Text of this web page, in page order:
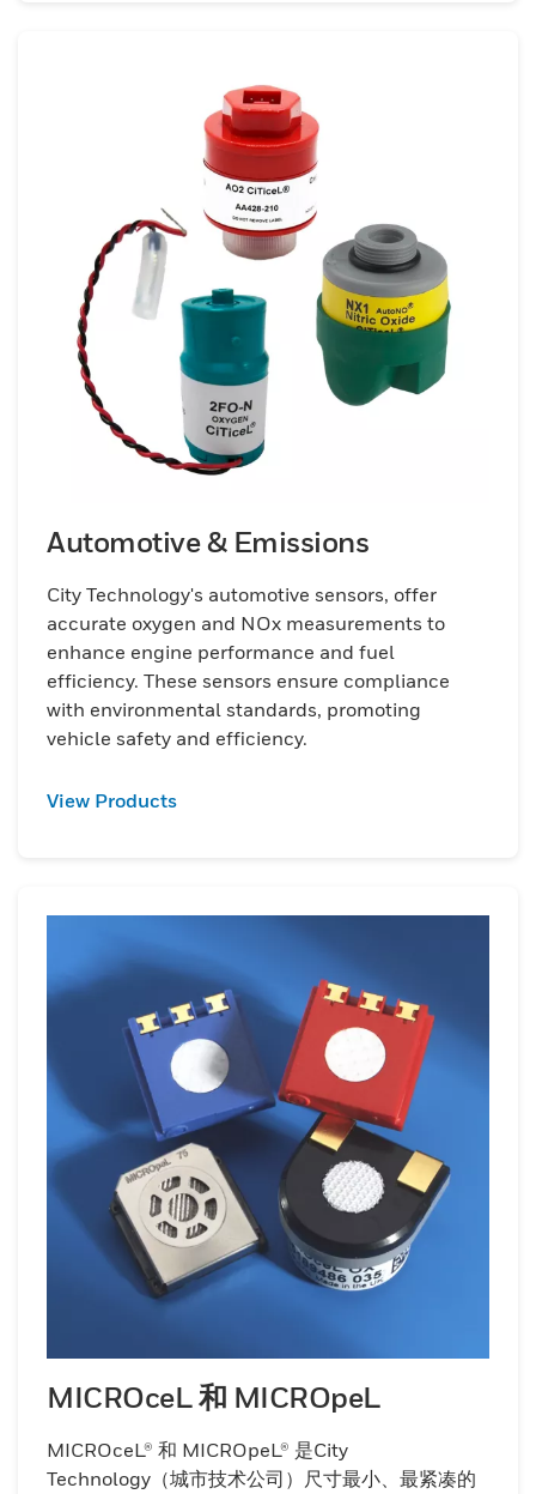
Automotive & Emissions
City Technology's automotive sensors, offer
accurate oxygen and NOx measurements to
enhance engine performance and fuel
efficiency. These sensors ensure compliance
with environmental standards, promoting
vehicle safety and efficiency.
View Products
MICROceL 和 MICROpeL
MICROceL® 和 MICROpeL® 是City
Technology（城市技术公司）尺寸最小、最紧凑的